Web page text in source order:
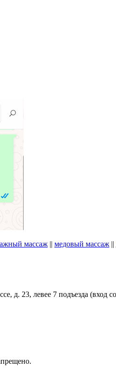
массаж || медовый массаж ||
д. 23, левее 7 подъезда